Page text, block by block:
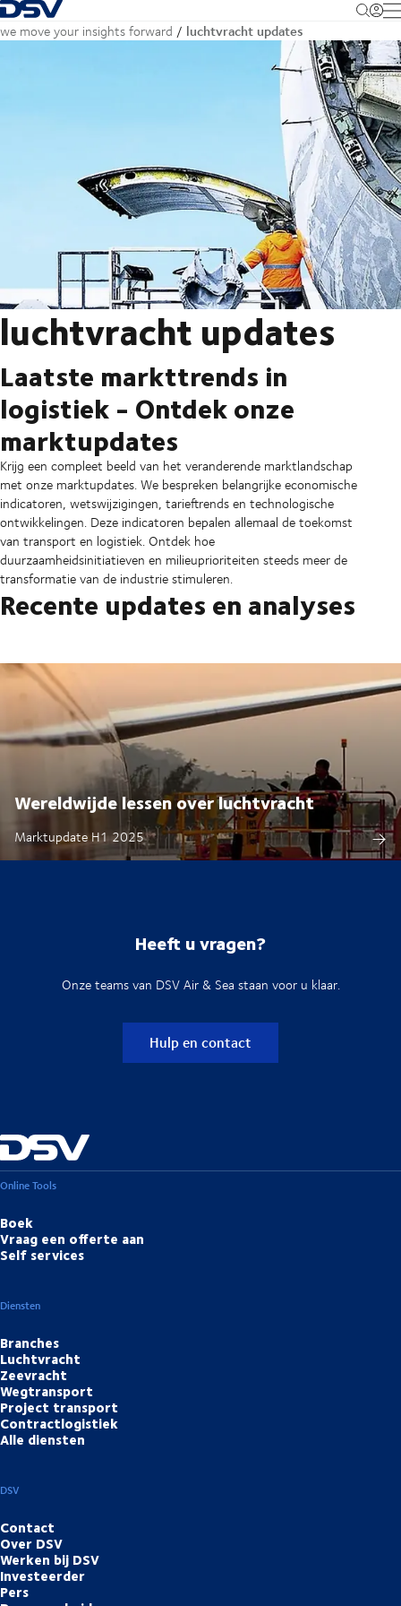
Terug naar startpagina
we move your insights forward luchtvracht updates
luchtvracht updates
Laatste markttrends in
logistiek - Ontdek onze
marktupdates
Krijg een compleet beeld van het veranderende marktlandschap
met onze marktupdates. We bespreken belangrijke economische
indicatoren, wetswijzigingen, tarieftrends en technologische
ontwikkelingen. Deze indicatoren bepalen allemaal de toekomst
van transport en logistiek. Ontdek hoe
duurzaamheidsinitiatieven en milieuprioriteiten steeds meer de
transformatie van de industrie stimuleren.
Recente updates en analyses
Wereldwijde lessen over luchtvracht
Marktupdate H1 2025
Heeft u vragen?
Onze teams van DSV Air & Sea staan voor u klaar.
Hulp en contact
Online Tools
Boek
Vraag een offerte aan
Self services
Diensten
Branches
Luchtvracht
Zeevracht
Wegtransport
Project transport
Contractlogistiek
Alle diensten
DSV
Contact
Over DSV
Werken bij DSV
Investeerder
Pers